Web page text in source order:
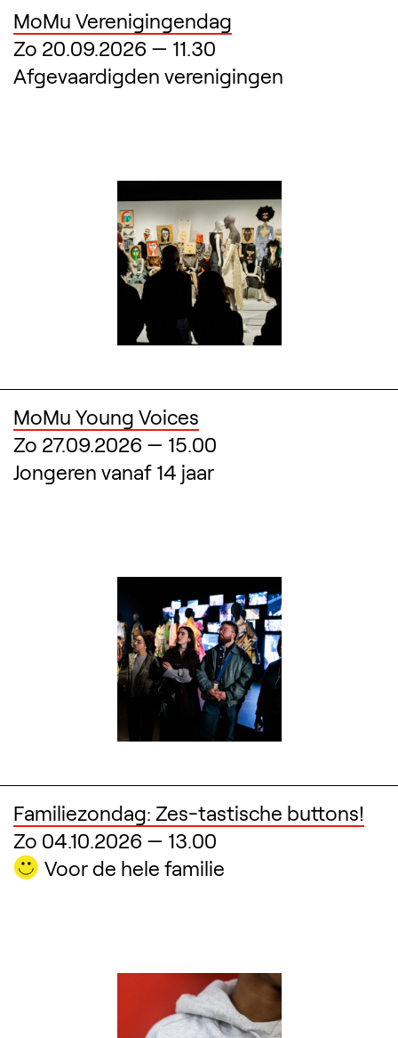
MoMu Verenigingendag
Zo 20.09.2026 — 11.30
Afgevaardigden verenigingen
MoMu Young Voices
Zo 27.09.2026 — 15.00
Jongeren vanaf 14 jaar
Familiezondag: Zes-tastische buttons!
Zo 04.10.2026 — 13.00
Voor de hele familie